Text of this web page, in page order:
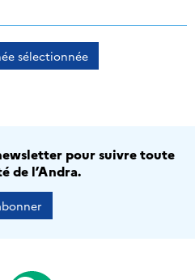
sélectionnée
pour suivre toute
de l’Andra.